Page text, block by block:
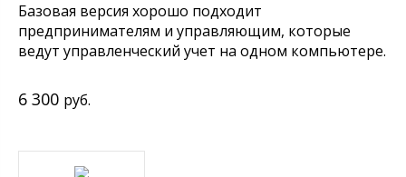
Базовая версия хорошо подходит
предпринимателям и управляющим, которые
ведут управленческий учет на одном компьютере.
6 300 руб.